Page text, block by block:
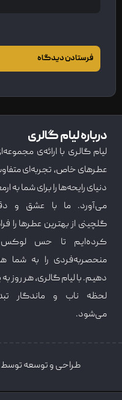
درباره لیام گالری
لیام گالری با ارائه‌ی
عطرهای خاص، تجربه‌ای
دنیای رایحه‌ها را برای شما به
می‌آورد. ما با عشق و
گلچینی از بهترین عطرها را
کرده‌ایم تا حس
منحصربه‌فردی را به شما
دهیم. با لیام گالری، هر روز
لحظه ناب و ماندگار
می‌شود.
طراحی و توسعه